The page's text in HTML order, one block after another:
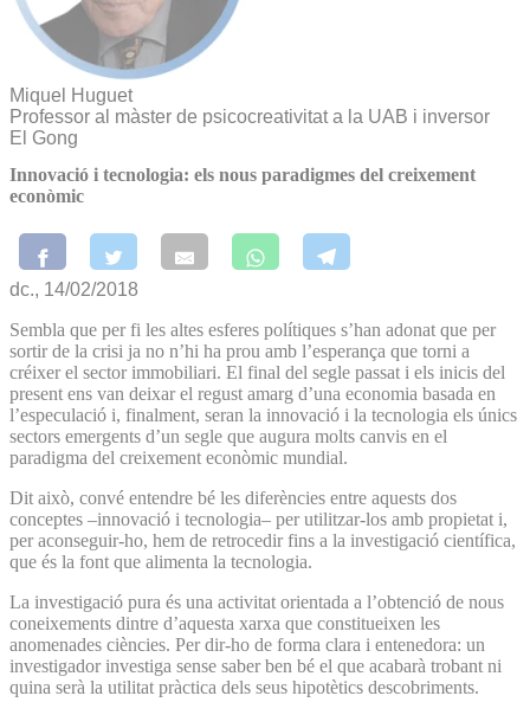
Miquel Huguet
Professor al màster de psicocreativitat a la UAB i inversor
El Gong
Innovació i tecnologia: els nous paradigmes del creixement
econòmic
dc., 14/02/2018
Sembla que per fi les altes esferes polítiques s’han adonat que per
sortir de la crisi ja no n’hi ha prou amb l’esperança que torni a
créixer el sector immobiliari. El final del segle passat i els inicis del
present ens van deixar el regust amarg d’una economia basada en
l’especulació i, finalment, seran la innovació i la tecnologia els únics
sectors emergents d’un segle que augura molts canvis en el
paradigma del creixement econòmic mundial.
Dit això, convé entendre bé les diferències entre aquests dos
conceptes –innovació i tecnologia– per utilitzar-los amb propietat i,
per aconseguir-ho, hem de retrocedir fins a la investigació científica,
que és la font que alimenta la tecnologia.
La investigació pura és una activitat orientada a l’obtenció de nous
coneixements dintre d’aquesta xarxa que constitueixen les
anomenades ciències. Per dir-ho de forma clara i entenedora: un
investigador investiga sense saber ben bé el que acabarà trobant ni
quina serà la utilitat pràctica dels seus hipotètics descobriments.